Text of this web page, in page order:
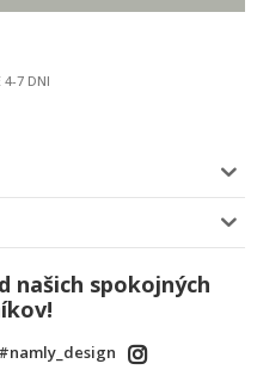
4-7 DNI
našich spokojných